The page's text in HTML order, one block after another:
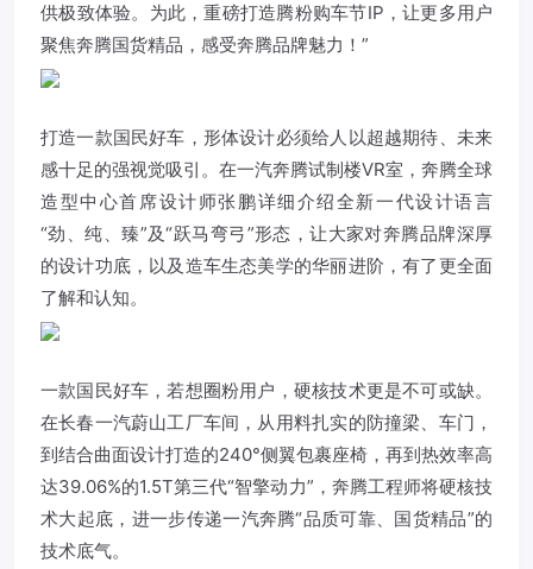
供极致体验。为此，重磅打造腾粉购车节IP，让更多用户
聚焦奔腾国货精品，感受奔腾品牌魅力！”
打造一款国民好车，形体设计必须给人以超越期待、未来
感十足的强视觉吸引。在一汽奔腾试制楼VR室，奔腾全球
造型中心首席设计师张鹏详细介绍全新一代设计语言
“劲、纯、臻”及“跃马弯弓”形态，让大家对奔腾品牌深厚
的设计功底，以及造车生态美学的华丽进阶，有了更全面
了解和认知。
一款国民好车，若想圈粉用户，硬核技术更是不可或缺。
在长春一汽蔚山工厂车间，从用料扎实的防撞梁、车门，
到结合曲面设计打造的240°侧翼包裹座椅，再到热效率高
达39.06%的1.5T第三代“智擎动力”，奔腾工程师将硬核技
术大起底，进一步传递一汽奔腾“品质可靠、国货精品”的
技术底气。